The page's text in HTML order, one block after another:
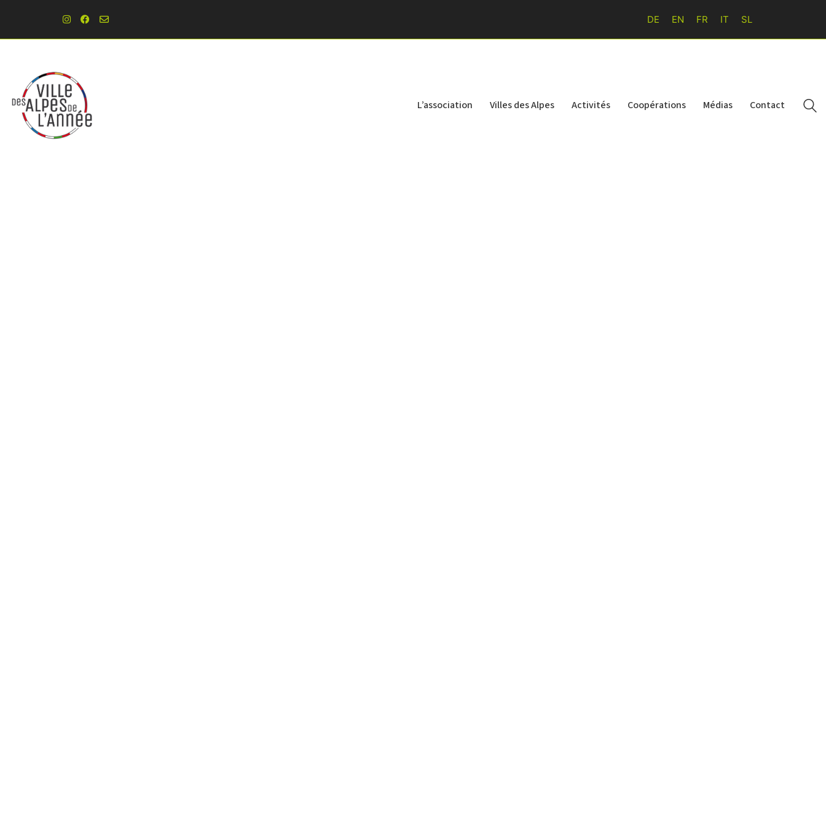
DE EN FR IT SL
L’association Villes des Alpes Activités Coopérations Médias Contact